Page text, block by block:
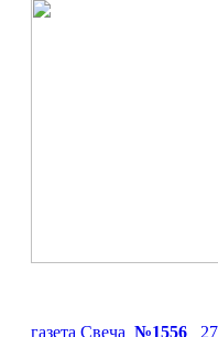
газета Свеча №1556